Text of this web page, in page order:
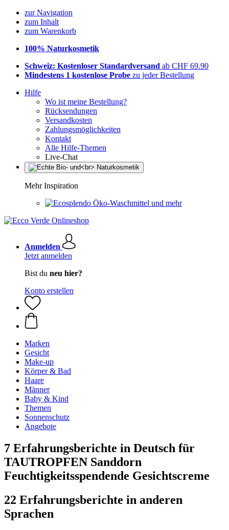
zur Navigation
zum Inhalt
zum Warenkorb
100% Naturkosmetik
Schweiz: Kostenloser Standardversand ab CHF 69.90
Mindestens 1 kostenlose Probe zu jeder Bestellung
Hilfe
Wo ist meine Bestellung?
Rücksendungen
Versandkosten
Zahlungsmöglichkeiten
Kontakt
Alle Hilfe-Themen
Live-Chat
Mehr Inspiration
Öko-Waschmittel und mehr
Anmelden
Jetzt anmelden
Bist du neu hier?
Konto erstellen
Marken
Gesicht
Make-up
Körper & Bad
Haare
Männer
Baby & Kind
Themen
Sonnenschutz
Angebote
7 Erfahrungsberichte in Deutsch für
TAUTROPFEN Sanddorn
Feuchtigkeitsspendende Gesichtscreme
22 Erfahrungsberichte in anderen
Sprachen